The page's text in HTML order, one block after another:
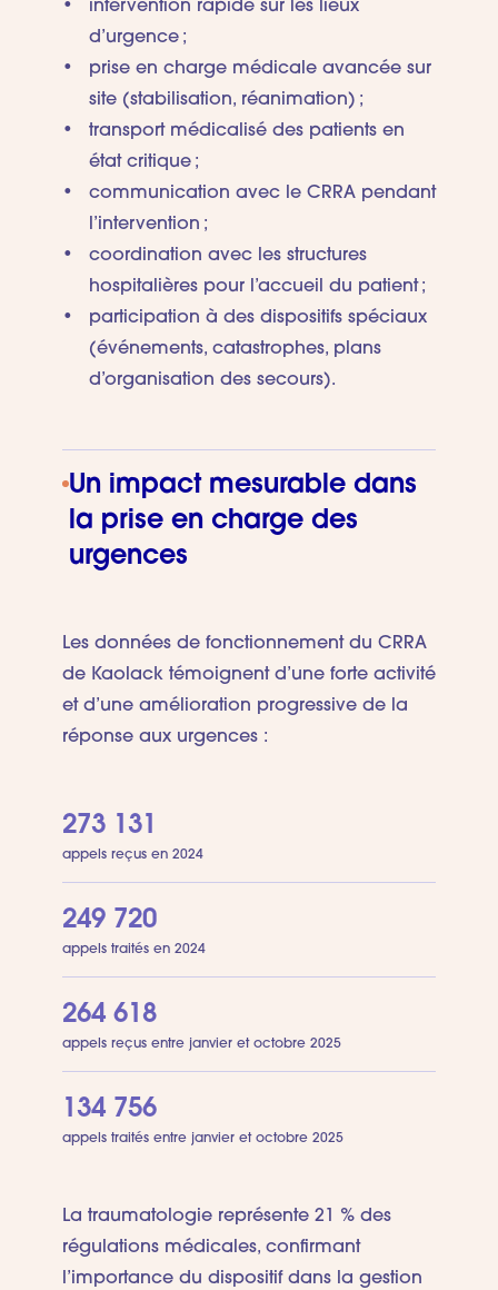
intervention rapide sur les lieux
d’urgence ;
prise en charge médicale avancée sur
site (stabilisation, réanimation) ;
transport médicalisé des patients en
état critique ;
communication avec le CRRA pendant
l’intervention ;
coordination avec les structures
hospitalières pour l’accueil du patient ;
participation à des dispositifs spéciaux
(événements, catastrophes, plans
d’organisation des secours).
Un impact mesurable dans
la prise en charge des
urgences
Les données de fonctionnement du CRRA
de Kaolack témoignent d’une forte activité
et d’une amélioration progressive de la
réponse aux urgences :
273 131
appels reçus en 2024
249 720
appels traités en 2024
264 618
appels reçus entre janvier et octobre 2025
134 756
appels traités entre janvier et octobre 2025
La traumatologie représente 21 % des
régulations médicales, confirmant
l’importance du dispositif dans la gestion